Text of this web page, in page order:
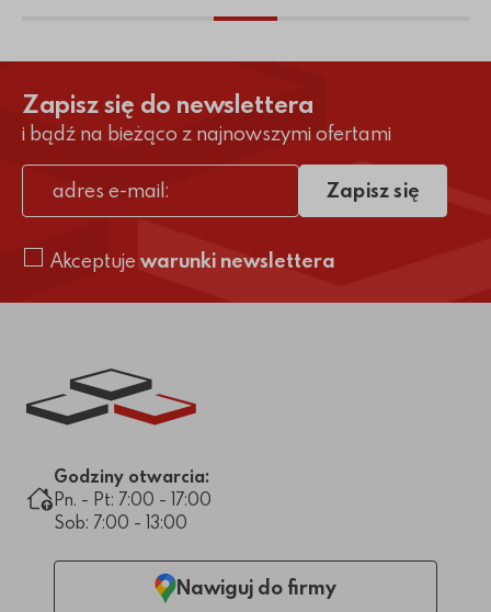
Zapisz się do newslettera
i bądź na bieżąco z najnowszymi ofertami
adres e-mail
Akceptuje warunki newslettera
Zapisz się
Link do strony głównej
Godziny otwarcia:
Pn. - Pt: 7:00 - 17:00
Sob: 7:00 - 13:00
Nawiguj do firmy